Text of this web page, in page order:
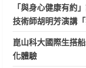
「與身心健康有約
技術師胡明芳演講
崑山科大國際生搭
化體驗